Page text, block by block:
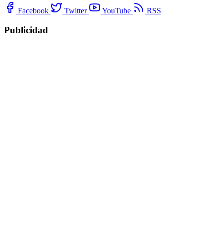
Facebook Twitter YouTube RSS
Publicidad